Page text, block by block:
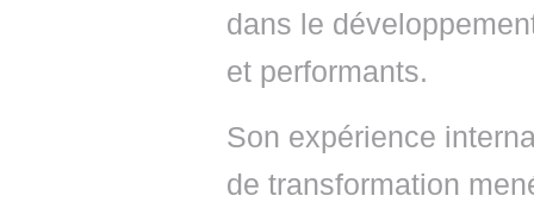
dans le
et performants.
Son expérience
de transformation